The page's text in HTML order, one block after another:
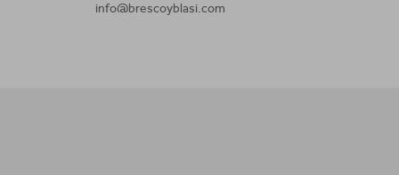
info@brescoyblasi.com